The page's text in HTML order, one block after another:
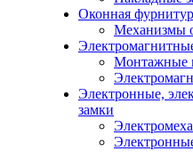
Оконная
Механизмы
Монтажные
Электронные,
замки